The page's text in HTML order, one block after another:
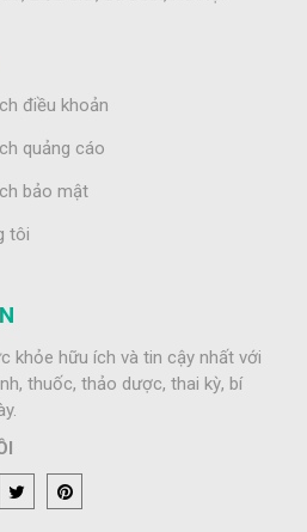
điều khoản
quảng cáo
bảo mật
tôi
khỏe hữu ích và tin cậy nhất với
thuốc, thảo dược, thai kỳ, bí